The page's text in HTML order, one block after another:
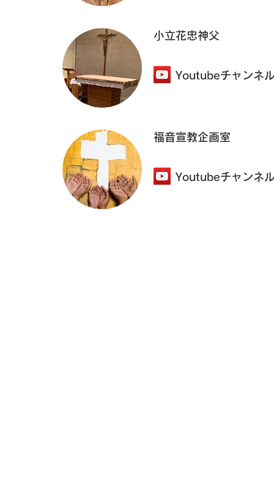
​主日説教（音声）
​小立花忠神父
Youtubeチャンネ
​主日説教（音声）
​福音宣教企画室
Youtubeチャンネ